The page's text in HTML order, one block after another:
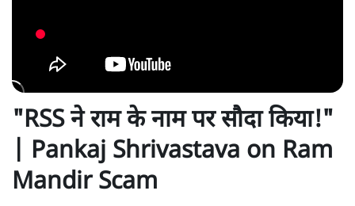
"RSS ने राम के नाम पर सौदा किया!"
| Pankaj Shrivastava on Ram
Mandir Scam